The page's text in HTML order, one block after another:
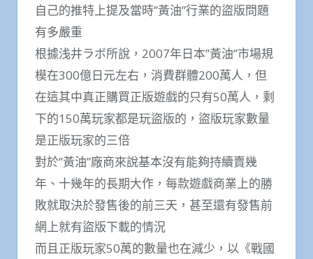
自己的推特上提及當時”黃油”行業的盜版問題
有多嚴重
根據浅井ラボ所說，2007年日本”黃油”市場規
模在300億日元左右，消費群體200萬人，但
在這其中真正購買正版遊戲的只有50萬人，剩
下的150萬玩家都是玩盜版的，盜版玩家數量
是正版玩家的三倍
對於”黃油”廠商來說基本沒有能夠持續賣幾
年、十幾年的長期大作，每款遊戲商業上的勝
敗就取決於發售後的前三天，甚至還有發售前
網上就有盜版下載的情況
而且正版玩家50萬的數量也在減少，以《戰國